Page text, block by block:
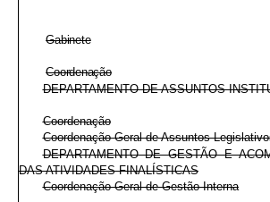
Gabinete
Coordenação
DEPARTAMENTO DE ASSUNTOS
Coordenação
Coordenação-Geral de Assuntos
DEPARTAMENTO DE GESTÃO E
DAS ATIVIDADES FINALÍSTICAS
Coordenação-Geral de Gestão Interna